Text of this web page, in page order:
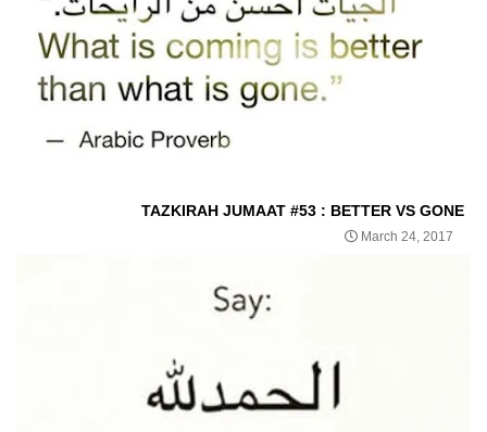
TAZKIRAH JUMAAT #53 : BETTER VS GONE
March 24, 2017